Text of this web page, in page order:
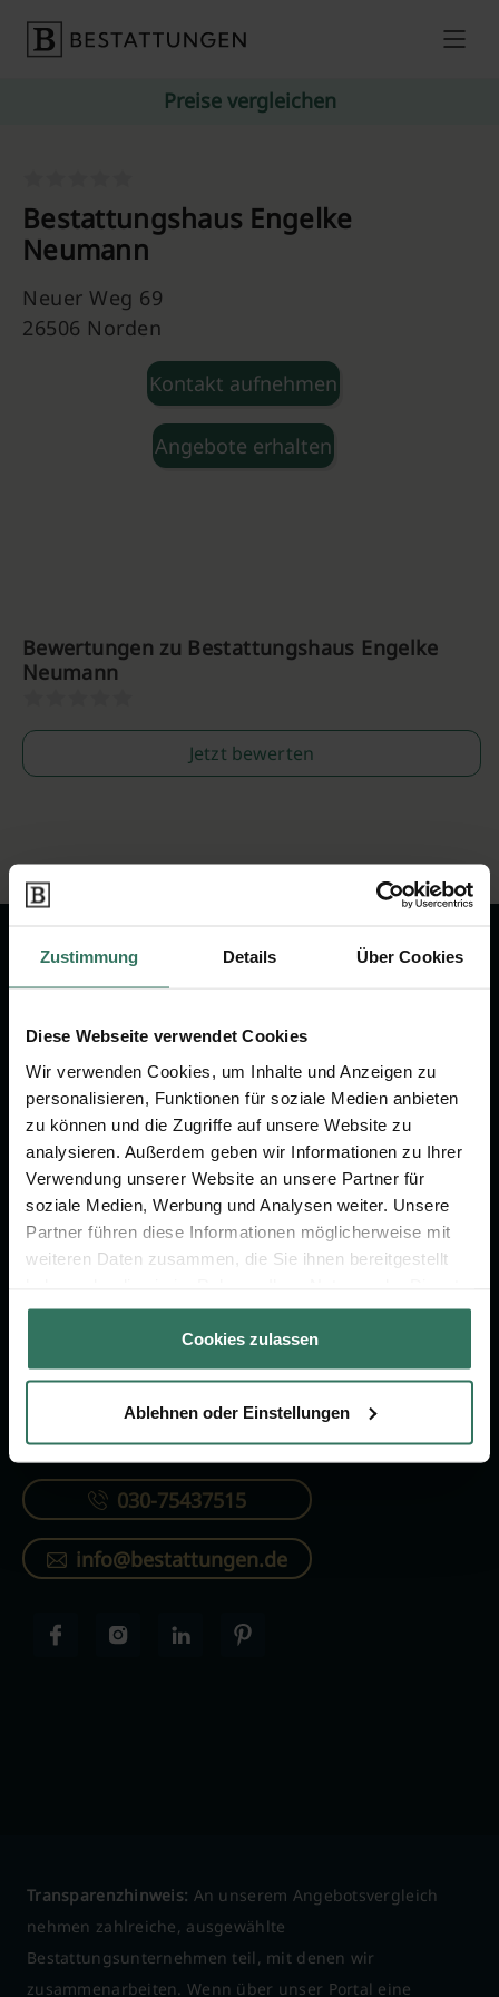
Zustimmung Details Über Cookies
Diese Webseite verwendet Cookies
Wir verwenden Cookies, um Inhalte und Anzeigen zu
personalisieren, Funktionen für soziale Medien anbieten
zu können und die Zugriffe auf unsere Website zu
analysieren. Außerdem geben wir Informationen zu Ihrer
Verwendung unserer Website an unsere Partner für
soziale Medien, Werbung und Analysen weiter. Unsere
Partner führen diese Informationen möglicherweise mit
weiteren Daten zusammen, die Sie ihnen bereitgestellt
gesammelt haben.
Cookies zulassen
Ablehnen oder Einstellungen
Preise vergleichen
Bestattungshaus Engelke
Neumann
Neuer Weg 69
26506 Norden
Kontakt aufnehmen
Angebote erhalten
Bewertungen zu Bestattungshaus Engelke
Neumann
Jetzt bewerten
um das Thema Bestattung &
Vorsorge.
Jetzt beraten lassen
FÜR SIE
Vergleich
Ratgeber
FÜR BESTATTER
Online-Portal
Kostenlos registrieren
KONTAKTIEREN SIE UNS
030-75437515
info@bestattungen.de
Transparenzhinweis: An unserem Angebotsvergleich
nehmen zahlreiche, ausgewählte
Bestattungsunternehmen teil, mit denen wir
zusammenarbeiten. Wenn über unser Portal eine